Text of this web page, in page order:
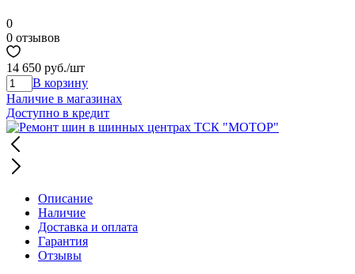
0
0 отзывов
14 650 руб./шт
В корзину
Наличие в магазинах
Доступно в кредит
Описание
Наличие
Доставка и оплата
Гарантия
Отзывы